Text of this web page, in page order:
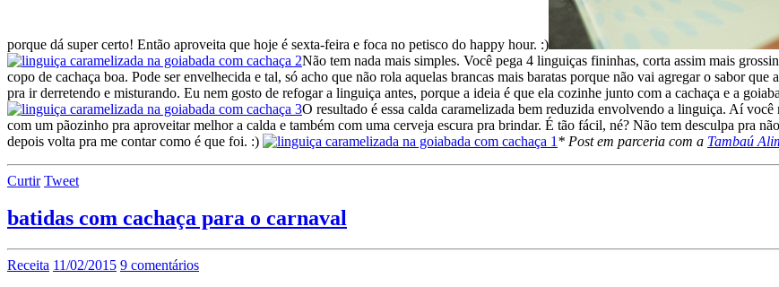
porque dá super certo! Então aproveita que hoje é sexta-feira e foca no petisco do happy hour. :)
Não tem nada mais simples. Você pega 4 linguiças fininhas, corta assim mais
copo de cachaça boa. Pode ser envelhecida e tal, só acho que não rola aquelas brancas mais baratas porque não vai agregar o sabor
pra ir derretendo e misturando. Eu nem gosto de refogar a linguiça antes, porque a ideia é que ela cozinhe junto com a cachaça e a
O resultado é essa calda caramelizada bem reduzida envolvendo a linguiça. Aí
com um pãozinho pra aproveitar melhor a calda e também com uma cerveja escura pra brindar. É tão fácil, né? Não tem desculpa pra
depois volta pra me contar como é que foi. :)
* Post em parceria com a Tambaú
Curtir Tweet
batidas com cachaça para o carnaval
Receita 11/02/2015 9 comentários